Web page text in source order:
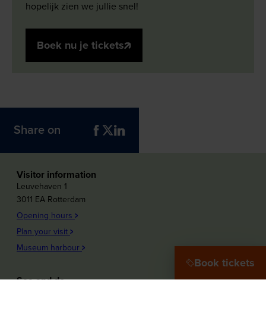
hopelijk zien we jullie snel!
Boek nu je tickets
Share on
Visitor information
Leuvehaven 1
3011 EA Rotterdam
Opening hours
Plan your visit
Museum harbour
See and do
Book tickets